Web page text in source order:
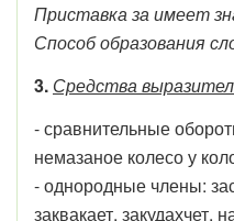
Приставка за имеет
Способ образования
3. Средства
- сравнительные
немазаное колесо у
- однородные члены:
заквакает, закудахчет,